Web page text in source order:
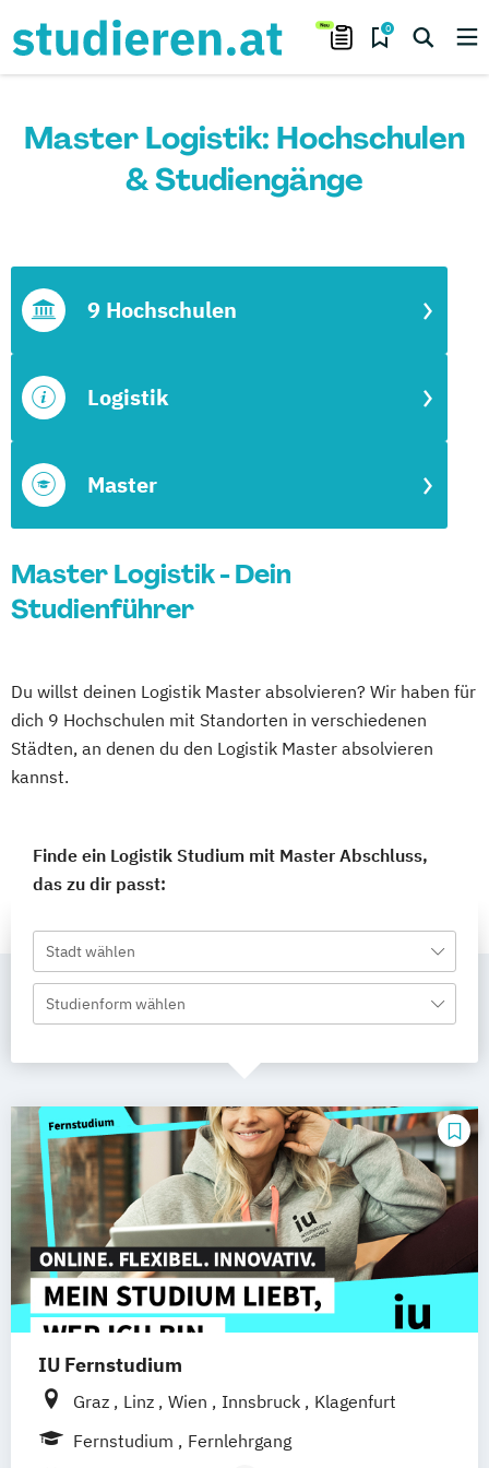
0
Master Logistik: Hochschulen
& Studiengänge
Master
Logistik
9 Hochschulen
Master Logistik - Dein
Studienführer
Du willst deinen Logistik Master absolvieren? Wir haben für
dich 9 Hochschulen mit Standorten in verschiedenen
Städten, an denen du den Logistik Master absolvieren
kannst.
Finde ein Logistik Studium mit Master Abschluss,
das zu dir passt:
Stadt wählen
Studienform wählen
IU Fernstudium
Graz Linz Wien Innsbruck
Klagenfurt
Fernstudium
Fernlehrgang